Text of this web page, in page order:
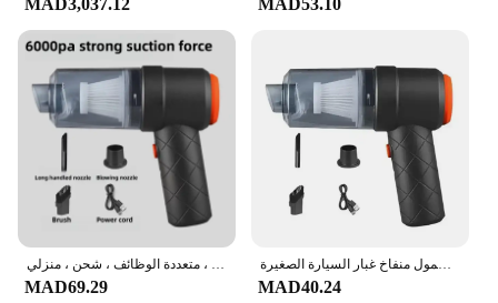
MAD3,037.12 MAD53.10
مكنسة كهربائية محمولة محمولة للسيارة ، مزدوجة الغرض ، لاسلكية ، متعددة الوظائف ، شحن ، منزلي
MAD69.29
مكنسة كهربائية لاسلكية للسيارة محمولة بقوة شفط معدات تنظيف منزلية جهاز تجميع الغبار المحمول منفاخ غبار السيارة الصغيرة
MAD40.24